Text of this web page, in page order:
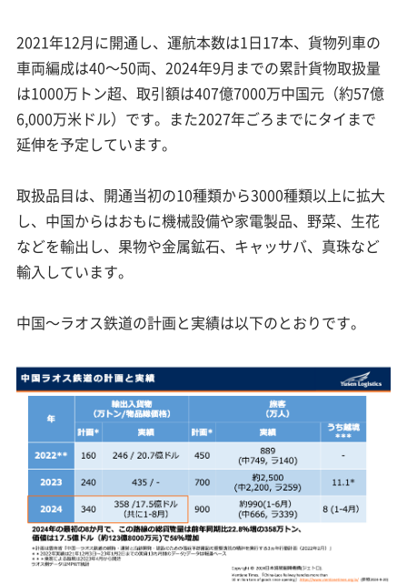
2021年12月に開通し、運航本数は1日17本、貨物列車の
車両編成は40～50両、2024年9月までの累計貨物取扱量
は1000万トン超、取引額は407億7000万中国元（約57億
6,000万米ドル）です。また2027年ごろまでにタイまで
延伸を予定しています。
取扱品目は、開通当初の10種類から3000種類以上に拡大
し、中国からはおもに機械設備や家電製品、野菜、生花
などを輸出し、果物や金属鉱石、キャッサバ、真珠など
輸入しています。
中国～ラオス鉄道の計画と実績は以下のとおりです。